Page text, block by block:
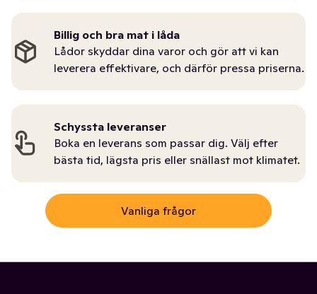
Billig och bra mat i låda
Lådor skyddar dina varor och gör att vi kan
leverera effektivare, och därför pressa priserna.
Schyssta leveranser
Boka en leverans som passar dig. Välj efter
bästa tid, lägsta pris eller snällast mot klimatet.
Vanliga frågor